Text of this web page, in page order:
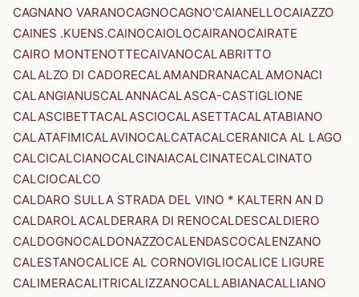
CAGNANO VARANOCAGNOCAGNO'CAIANELLOCAIAZZO
CAINES .KUENS.CAINOCAIOLOCAIRANOCAIRATE
CAIRO MONTENOTTECAIVANOCALABRITTO
CALALZO DI CADORECALAMANDRANACALAMONACI
CALANGIANUSCALANNACALASCA-CASTIGLIONE
CALASCIBETTACALASCIOCALASETTACALATABIANO
CALATAFIMICALAVINOCALCATACALCERANICA AL LAGO
CALCICALCIANOCALCINAIACALCINATECALCINATO
CALCIOCALCO
CALDARO SULLA STRADA DEL VINO * KALTERN AN D
CALDAROLACALDERARA DI RENOCALDESCALDIERO
CALDOGNOCALDONAZZOCALENDASCOCALENZANO
CALESTANOCALICE AL CORNOVIGLIOCALICE LIGURE
CALIMERACALITRICALIZZANOCALLABIANACALLIANO